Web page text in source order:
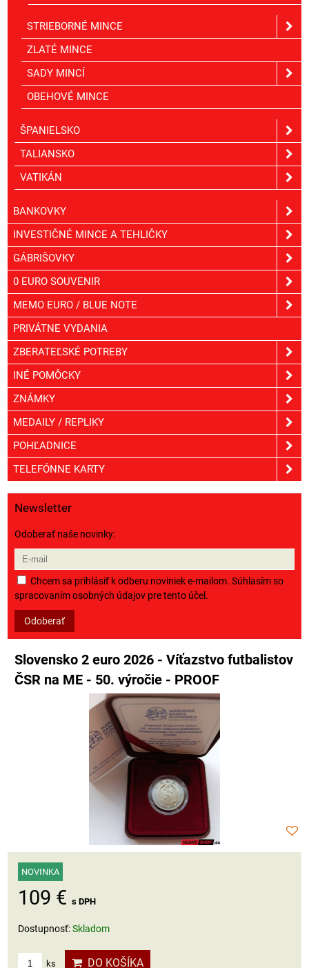
STRIEBORNÉ MINCE
ZLATÉ MINCE
SADY MINCÍ
OBEHOVÉ MINCE
ŠPANIELSKO
TALIANSKO
VATIKÁN
BANKOVKY
INVESTIČNÉ MINCE A TEHLIČKY
GÁBRIŠOVKY
0 EURO SOUVENIR
MEMO EURO / BLUE NOTE
PRIVÁTNE VYDANIA
ZBERATEĽSKÉ POTREBY
INÉ POMÔCKY
ZNÁMKY
MEDAILY / REPLIKY
POHĽADNICE
TELEFÓNNE KARTY
Newsletter
Odoberať naše novinky:
Chcem sa prihlásiť k odberu noviniek e-mailom. Súhlasím so
spracovaním osobných údajov pre tento účel.
Odoberať
Slovensko 2 euro 2026 - Víťazstvo futbalistov
ČSR na ME - 50. výročie - PROOF
NOVINKA
109 € s DPH
Dostupnosť:Skladom
ks DO KOŠÍKA